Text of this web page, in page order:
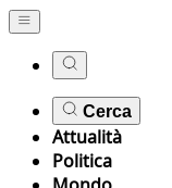
Cerca
Attualità
Politica